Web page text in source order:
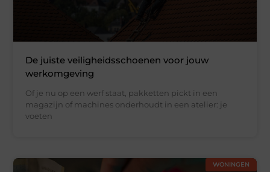
De juiste veiligheidsschoenen voor jouw
werkomgeving
Of je nu op een werf staat, pakketten pickt in een
magazijn of machines onderhoudt in een atelier: je
voeten
WONINGEN